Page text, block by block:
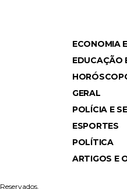
ECONOMIA
EDUCAÇÃO
GERAL
POLÍCIA E
ESPORTES
POLÍTICA
ARTIGOS E